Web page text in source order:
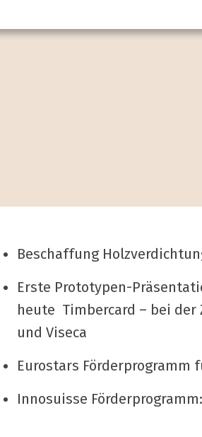
Beschaffung
Erste Proto­typen-
heute Timbercard – bei der
und Viseca
Eurostars Förder­programm
Innosuisse